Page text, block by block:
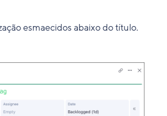
esmaecidos abaixo do título.